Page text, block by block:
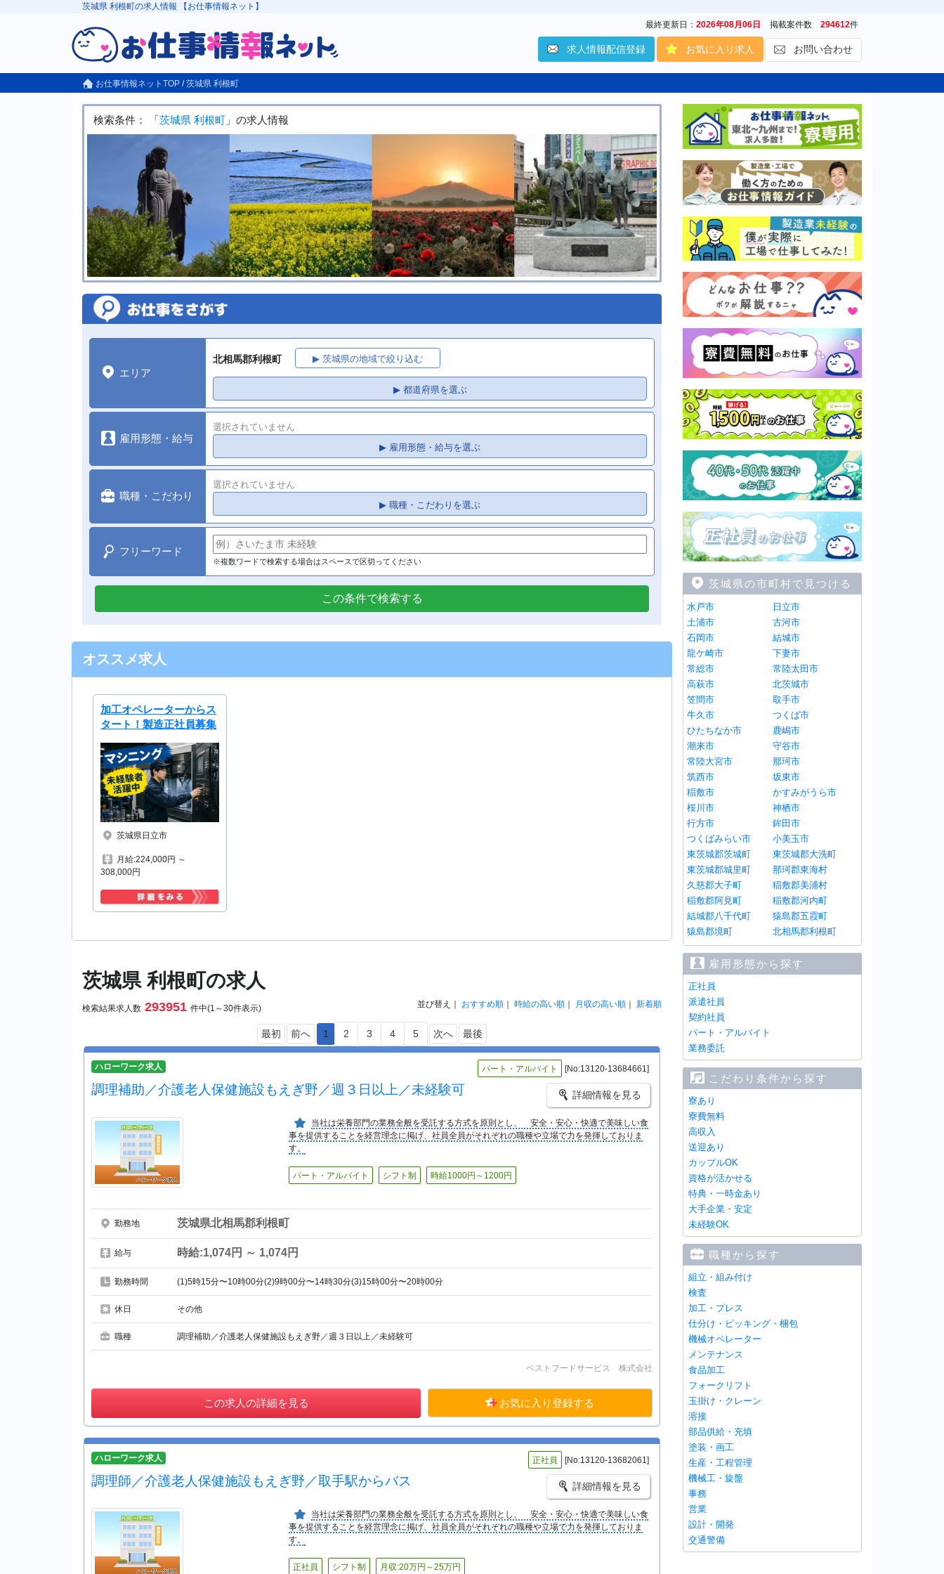
茨城県 利根町の求人情報 【お仕事情報ネット】
最終更新日： 2026年08月06日 掲載案件数 294612件
求人情報配信登録 お気に入り求人 お問い合わせ
お仕事情報ネットTOP /茨城県 利根町
検索条件： 「 茨城県 利根町 」の求人情報
エリア
北相馬郡利根町 ▶ 茨城県の地域で絞り込む
▶ 都道府県を選ぶ
雇用形態・給与
選択されていません
▶ 雇用形態・給与を選ぶ
職種・こだわり
選択されていません
▶ 職種・こだわりを選ぶ
フリーワード
※複数ワードで検索する場合はスペースで区切ってください
この条件で検索する
オススメ求人
加工オペレーターからス
タート！製造正社員募集
茨城県日立市
月給:224,000円 ～
308,000円
茨城県 利根町の求人
検索結果求人数 293951 件中(1～30件表示) 並び替え｜ おすすめ順 ｜ 時給の高い順 ｜ 月収の高い順 ｜ 新着順
最初 前へ 1 2 3 4 5 次へ 最後
ハローワーク求人 パート・アルバイト [No:13120-13684661]
調理補助／介護老人保健施設もえぎ野／週３日以上／未経験可 詳細情報を見る
当社は栄養部門の業務全般を受託する方式を原則とし、 安全・安心・快適で美味しい食
事を提供することを経営理念に掲げ、社員全員がそれぞれの職種や立場で力を発揮しておりま
す。
パート・アルバイト シフト制 時給1000円～1200円
勤務地 茨城県北相馬郡利根町
給与 時給:1,074円 ～ 1,074円
勤務時間 (1)5時15分〜10時00分(2)9時00分〜14時30分(3)15時00分〜20時00分
休日 その他
職種 調理補助／介護老人保健施設もえぎ野／週３日以上／未経験可
ベストフードサービス 株式会社
この求人の詳細を見る お気に入り登録する
ハローワーク求人 正社員 [No:13120-13682061]
調理師／介護老人保健施設もえぎ野／取手駅からバス 詳細情報を見る
当社は栄養部門の業務全般を受託する方式を原則とし、 安全・安心・快適で美味しい食
事を提供することを経営理念に掲げ、社員全員がそれぞれの職種や立場で力を発揮しておりま
す。
正社員 シフト制 月収:20万円～25万円
茨城県の市町村で見つける
水戸市
日立市
土浦市
古河市
石岡市
結城市
龍ケ崎市
下妻市
常総市
常陸太田市
高萩市
北茨城市
笠間市
取手市
牛久市
つくば市
ひたちなか市
鹿嶋市
潮来市
守谷市
常陸大宮市
那珂市
筑西市
坂東市
稲敷市
かすみがうら市
桜川市
神栖市
行方市
鉾田市
つくばみらい市
小美玉市
東茨城郡茨城町
東茨城郡大洗町
東茨城郡城里町
那珂郡東海村
久慈郡大子町
稲敷郡美浦村
稲敷郡阿見町
稲敷郡河内町
結城郡八千代町
猿島郡五霞町
猿島郡境町
北相馬郡利根町
雇用形態から探す
正社員
派遣社員
契約社員
パート・アルバイト
業務委託
こだわり条件から探す
寮あり
寮費無料
高収入
送迎あり
カップルOK
資格が活かせる
特典・一時金あり
大手企業・安定
未経験OK
職種から探す
組立・組み付け
検査
加工・プレス
仕分け・ピッキング・梱包
機械オペレーター
メンテナンス
食品加工
フォークリフト
玉掛け・クレーン
溶接
部品供給・充填
塗装・画工
生産・工程管理
機械工・旋盤
事務
営業
設計・開発
交通警備